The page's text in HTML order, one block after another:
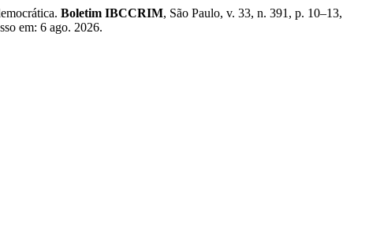
Boletim IBCCRIM, São Paulo, v. 33, n. 391, p. 10–13,
em: 6 ago. 2026.